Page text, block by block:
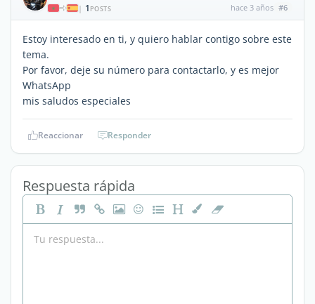
| 1 POSTS hace 3 años #6
Estoy interesado en ti, y quiero hablar contigo sobre este
tema.
Por favor, deje su número para contactarlo, y es mejor
WhatsApp
mis saludos especiales
Reaccionar Responder
Respuesta rápida